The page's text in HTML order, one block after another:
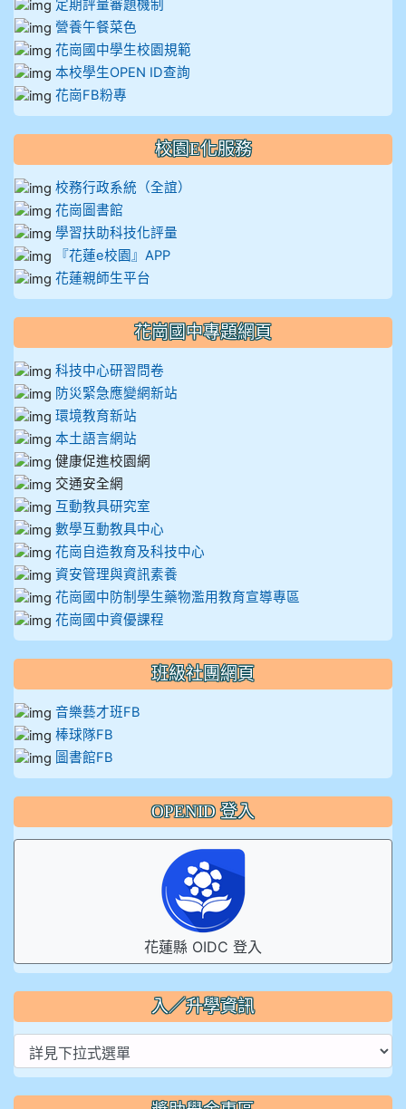
定期評量審題機制
營養午餐菜色
花崗國中學生校園規範
本校學生OPEN ID查詢
花崗FB粉專
校園E化服務
校務行政系統（全誼）
花崗圖書館
學習扶助科技化評量
『花蓮e校園』APP
花蓮親師生平台
花崗國中專題網頁
科技中心研習問卷
防災緊急應變網新站
環境教育新站
本土語言網站
健康促進校園網
交通安全網
互動教具研究室
數學互動教具中心
花崗自造教育及科技中心
資安管理與資訊素養
花崗國中防制學生藥物濫用教育宣導專區
花崗國中資優課程
班級社團網頁
音樂藝才班FB
棒球隊FB
圖書館FB
OPENID 登入
花蓮縣 OIDC 登入
入／升學資訊